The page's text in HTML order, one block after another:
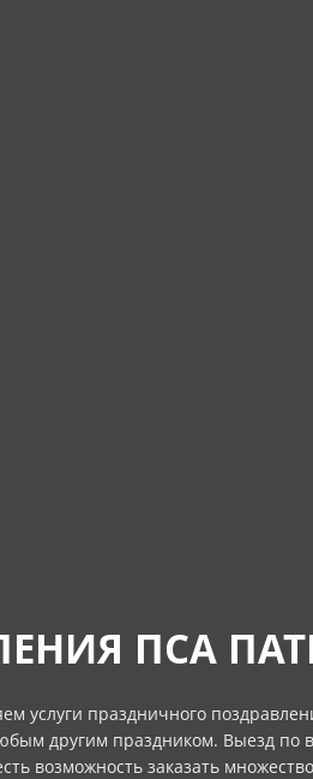
ПСА
услуги праздничного
другим праздником. Выезд по
возможность заказать